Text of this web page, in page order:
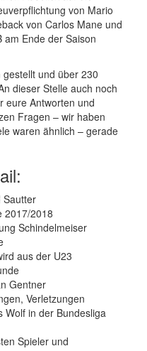
von Mario
von Carlos Mane und
Ende der Saison
und über 230
dieser Stelle auch noch
eure Antworten und
Fragen – wir haben
waren ähnlich – gerade
Sautter
2017/2018
Schindelmeiser
aus der U23
Gentner
Verletzungen
Wolf in der Bundesliga
Spieler und